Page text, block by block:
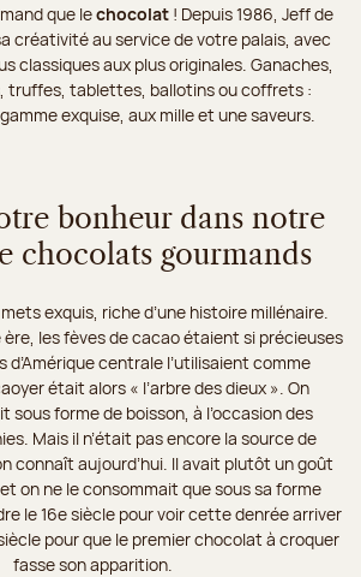
que lechocolat ! Depuis 1986, Jeff de
créativité au service de votre palais, avec
classiques aux plus originales. Ganaches,
truffes, tablettes, ballotins ou coffrets :
exquise, aux mille et une saveurs.
bonheur dans notre
chocolats gourmands
exquis, riche d’une histoire millénaire.
les fèves de cacao étaient si précieuses
d’Amérique centrale l’utilisaient comme
était alors « l’arbre des dieux ». On
sous forme de boisson, à l’occasion des
Mais il n’était pas encore la source de
connaît aujourd’hui. Il avait plutôt un goût
on ne le consommait que sous sa forme
le 16e siècle pour voir cette denrée arriver
pour que le premier chocolat à croquer
fasse son apparition.